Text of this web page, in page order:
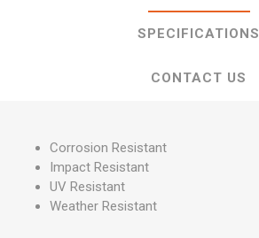
SPECIFICATIONS
CONTACT US
Corrosion Resistant
Impact Resistant
UV Resistant
Weather Resistant